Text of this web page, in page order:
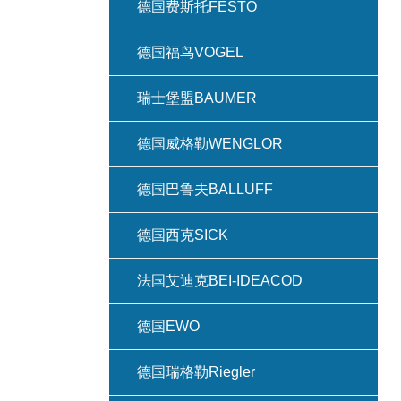
德国费斯托FESTO
德国福鸟VOGEL
瑞士堡盟BAUMER
德国威格勒WENGLOR
德国巴鲁夫BALLUFF
德国西克SICK
法国艾迪克BEI-IDEACOD
德国EWO
德国瑞格勒Riegler